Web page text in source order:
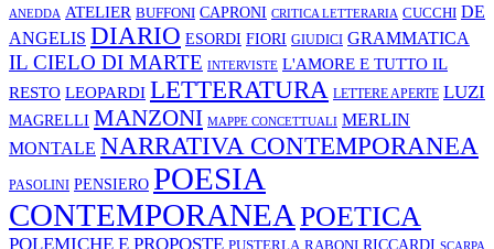
ANEDDA ATELIER BUFFONI CAPRONI CRITICA LETTERARIA CUCCHI DE
ANGELIS DIARIO ESORDI FIORI GIUDICI GRAMMATICA
IL CIELO DI MARTE INTERVISTE L'AMORE E TUTTO IL
RESTO LEOPARDI LETTERATURA LETTERE APERTE LUZI
MAGRELLI MANZONI MAPPE CONCETTUALI MERLIN
MONTALE NARRATIVA CONTEMPORANEA
PASOLINI PENSIERO POESIA
CONTEMPORANEA POETICA
POLEMICHE E PROPOSTE PUSTERLA RABONI RICCARDI SCARPA